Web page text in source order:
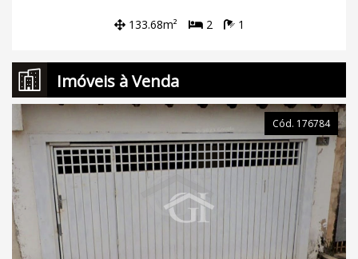
133.68m² 2 1
Imóveis à Venda
Cód. 176784